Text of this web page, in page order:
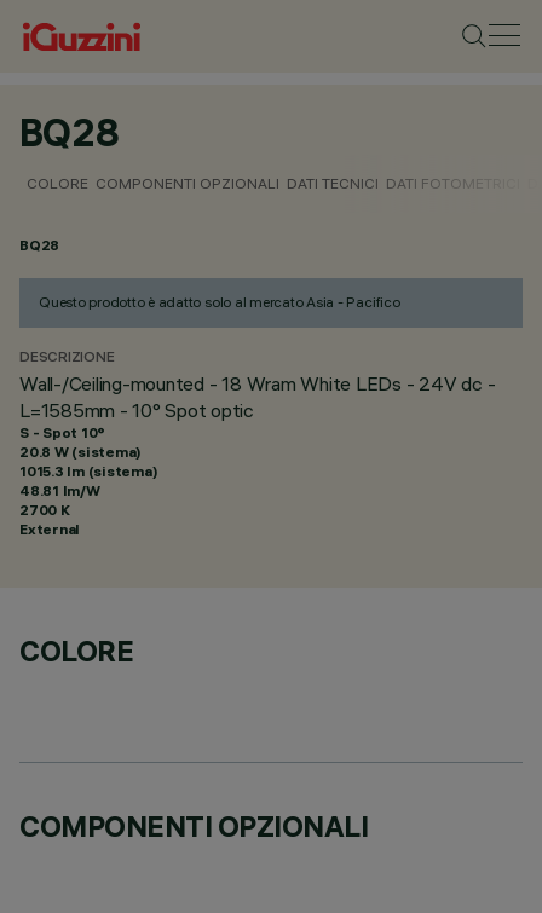
BQ28
COLORE COMPONENTI OPZIONALI DATI TECNICI DATI FOTOMETRICI
BQ28
Questo prodotto è adatto solo al mercato Asia - Pacifico
DESCRIZIONE
Wall-/Ceiling-mounted - 18 Wram White LEDs - 24V dc -
L=1585mm - 10° Spot optic
S - Spot 10°
20.8 W (sistema)
1015.3 lm (sistema)
48.81 lm/W
2700 K
External
COLORE
COMPONENTI OPZIONALI